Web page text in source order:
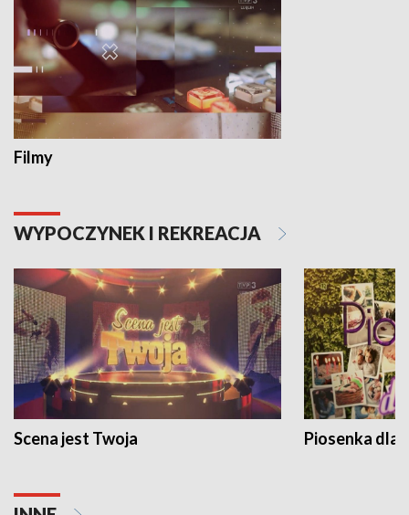
Filmy
WYPOCZYNEK I REKREACJA
Scena jest Twoja Piosenka dla